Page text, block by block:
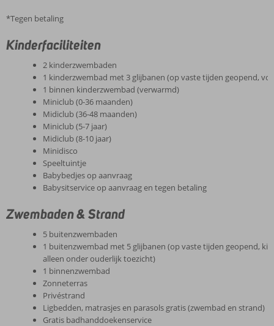
*Tegen betaling
Kinderfaciliteiten
2 kinderzwembaden
1 kinderzwembad met 3 glijbanen (op vaste tijden geopend,
1 binnen kinderzwembad (verwarmd)
Miniclub (0-36 maanden)
Midiclub (36-48 maanden)
Miniclub (5-7 jaar)
Midiclub (8-10 jaar)
Minidisco
Speeltuintje
Babybedjes op aanvraag
Babysitservice op aanvraag en tegen betaling
Zwembaden & Strand
5 buitenzwembaden
1 buitenzwembad met 5 glijbanen (op vaste tijden geopend,
alleen onder ouderlijk toezicht)
1 binnenzwembad
Zonneterras
Privéstrand
Ligbedden, matrasjes en parasols gratis (zwembad en strand)
Gratis badhanddoekenservice